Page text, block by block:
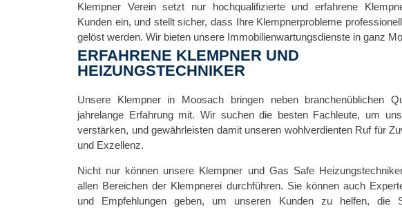
Klempner Verein setzt nur hochqualifizierte und erfahrene
Kunden ein, und stellt sicher, dass Ihre Klempnerprobleme
gelöst werden. Wir bieten unsere Immobilienwartungsdienste in ganz
ERFAHRENE KLEMPNER UND
HEIZUNGSTECHNIKER
Unsere Klempner in Moosach bringen neben branchenüblichen
jahrelange Erfahrung mit. Wir suchen die besten Fachleute, um
verstärken, und gewährleisten damit unseren wohlverdienten Ruf für
und Exzellenz.
Nicht nur können unsere Klempner und Gas Safe
allen Bereichen der Klempnerei durchführen. Sie können auch
und Empfehlungen geben, um unseren Kunden zu helfen, die